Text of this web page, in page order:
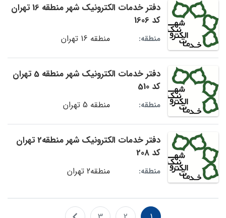
دفتر خدمات الکترونیک شهر منطقه 16 تهران
کد 1606
منطقه: منطقه 16 تهران
دفتر خدمات الکترونیک شهر منطقه 5 تهران
کد 510
منطقه: منطقه 5 تهران
دفتر خدمات الکترونیک شهر منطقه2 تهران
کد 208
منطقه: منطقه2 تهران